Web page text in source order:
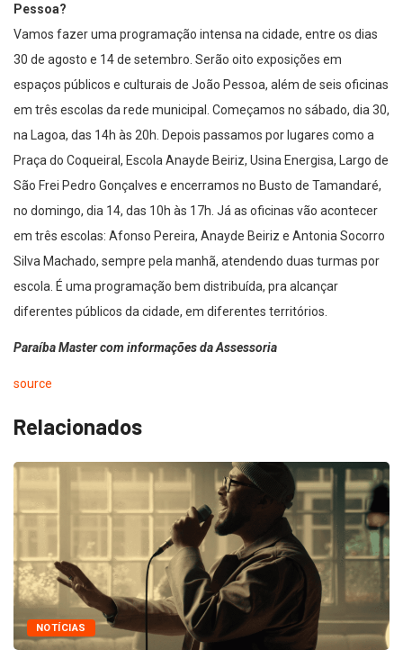
Pessoa?
Vamos fazer uma programação intensa na cidade, entre os dias
30 de agosto e 14 de setembro. Serão oito exposições em
espaços públicos e culturais de João Pessoa, além de seis oficinas
em três escolas da rede municipal. Começamos no sábado, dia 30,
na Lagoa, das 14h às 20h. Depois passamos por lugares como a
Praça do Coqueiral, Escola Anayde Beiriz, Usina Energisa, Largo de
São Frei Pedro Gonçalves e encerramos no Busto de Tamandaré,
no domingo, dia 14, das 10h às 17h. Já as oficinas vão acontecer
em três escolas: Afonso Pereira, Anayde Beiriz e Antonia Socorro
Silva Machado, sempre pela manhã, atendendo duas turmas por
escola. É uma programação bem distribuída, pra alcançar
diferentes públicos da cidade, em diferentes territórios.
Paraíba Master com informações da Assessoria
source
Relacionados
NOTÍCIAS